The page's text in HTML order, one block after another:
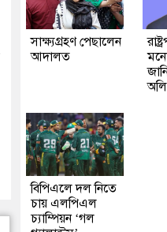
সাক্ষ্যগ্রহণ পেছালেন
আদালত
বিপিএলে দল নিতে
চায় এলপিএল
চ্যাম্পিয়ন ‘গল